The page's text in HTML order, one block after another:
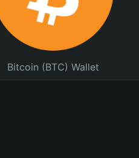
Bitcoin (BTC) Wallet